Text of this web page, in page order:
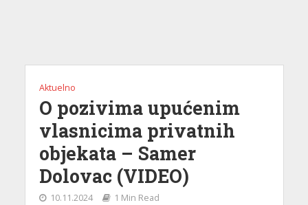
Aktuelno
O pozivima upućenim
vlasnicima privatnih
objekata – Samer
Dolovac (VIDEO)
10.11.2024 1 Min Read